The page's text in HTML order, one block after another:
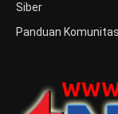
Siber
Panduan Komunitas